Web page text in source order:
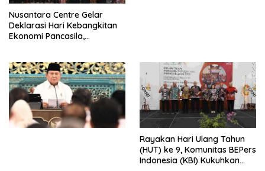
Nusantara Centre Gelar
Deklarasi Hari Kebangkitan
Ekonomi Pancasila,
Penjajahan (Pergolakan
Ekonomi Politik Indonesia) &
Simposium Nasional “Urgensi
Undang-Undang
Perekonomian Nasional dan
Kesejahteraan Sosial dalam
Rayakan Hari Ulang Tahun
(HUT) ke 9, Komunitas BEPers
Indonesia (KBI) Kukuhkan